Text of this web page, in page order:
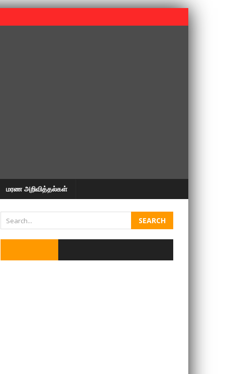
மரண அறிவித்தல்கள்